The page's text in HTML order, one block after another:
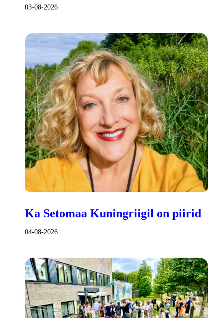
03-08-2026
Ka Setomaa Kuningriigil on piirid
04-08-2026